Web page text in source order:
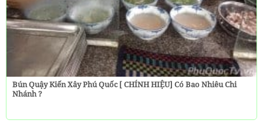
Bún Quậy Kiến Xây Phú Quốc [ CHÍNH HIỆU] Có Bao Nhiêu Chi
Nhánh ?